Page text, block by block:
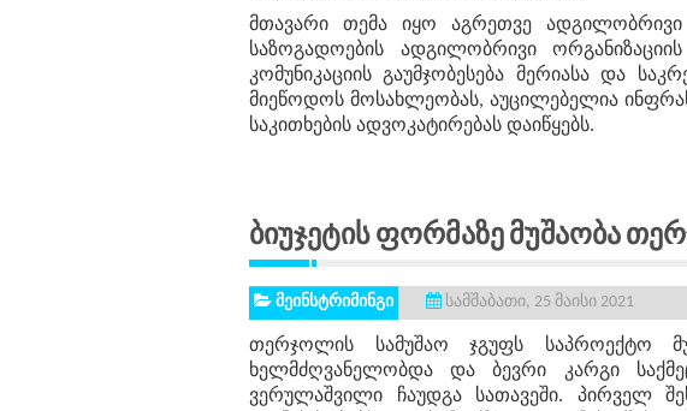
მთავარი თემა იყო აგრეთვე
საზოგადოების ადგილობრივი
კომუნიკაციის გაუმჯობესება მერიასა და
მიეწოდოს მოსახლეობას, აუცილებელია
საკითხების ადვოკატირებას დაიწყებს.
Ბიუჯეტის Ფორმაზე Მუშაობა
მეინსტრიმინგი სამშაბათი, 25 მაისი 2021
თერჯოლის სამუშაო ჯგუფს საპროექტო
ხელმძღვანელობდა და ბევრი კარგი
ვერულაშვილი ჩაუდგა სათავეში. პირველ